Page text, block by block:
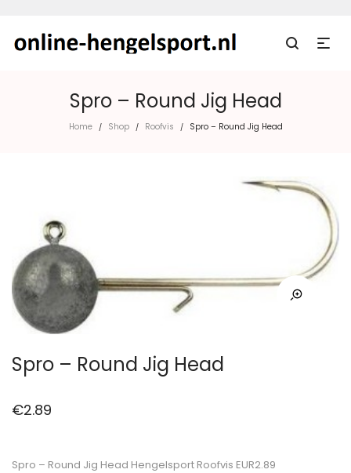
Spro – Round Jig Head
Home / Shop / Roofvis / Spro – Round Jig Head
Spro – Round Jig Head
€2.89
Spro – Round Jig Head Hengelsport Roofvis EUR2.89